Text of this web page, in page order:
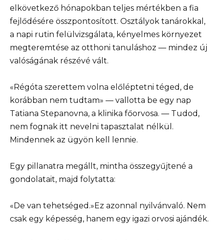
elkövetkező hónapokban teljes mértékben a fia
fejlődésére összpontosított. Osztályok tanárokkal,
a napi rutin felülvizsgálata, kényelmes környezet
megteremtése az otthoni tanuláshoz — mindez új
valóságának részévé vált.
«Régóta szerettem volna előléptetni téged, de
korábban nem tudtam» — vallotta be egy nap
Tatiana Stepanovna, a klinika főorvosa. — Tudod,
nem fognak itt nevelni tapasztalat nélkül.
Mindennek az ügyön kell lennie.
Egy pillanatra megállt, mintha összegyűjtené a
gondolatait, majd folytatta:
«De van tehetséged.»Ez azonnal nyilvánvaló. Nem
csak egy képesség, hanem egy igazi orvosi ajándék.